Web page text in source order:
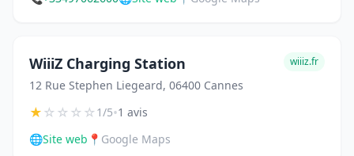
WiiiZ Charging Station
12 Rue Stephen Liegeard, 06400 Cannes
wiiiz.fr
★☆☆☆☆1/5•1 avis
🌐Site web 📍 Google Maps